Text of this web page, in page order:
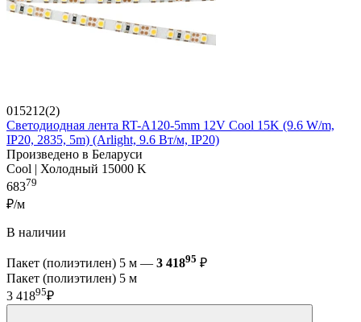
015212(2)
Светодиодная лента RT-A120-5mm 12V Cool 15K (9.6 W/m,
IP20, 2835, 5m) (Arlight, 9.6 Вт/м, IP20)
Произведено в Беларуси
Cool | Холодный 15000 K
68379
₽/м
В наличии
Пакет (полиэтилен) 5 м — 3 41895 ₽
Пакет (полиэтилен) 5 м
3 41895₽